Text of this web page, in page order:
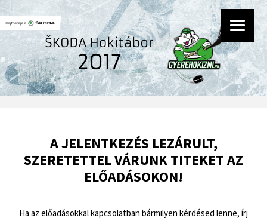
A JELENTKEZÉS LEZÁRULT,
SZERETETTEL VÁRUNK TITEKET AZ
ELŐADÁSOKON!
Ha az előadásokkal kapcsolatban bármilyen kérdésed lenne, írj